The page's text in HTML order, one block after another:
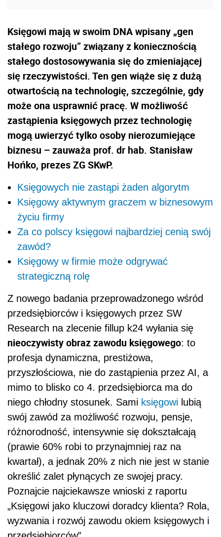
Księgowi mają w swoim DNA wpisany „gen
stałego rozwoju” związany z koniecznością
stałego dostosowywania się do zmieniającej
się rzeczywistości. Ten gen wiąże się z dużą
otwartością na technologię, szczególnie, gdy
może ona usprawnić pracę. W możliwość
zastąpienia księgowych przez technologię
mogą uwierzyć tylko osoby nierozumiejące
biznesu – zauważa prof. dr hab. Stanisław
Hońko, prezes ZG SKwP.
Księgowych nie zastąpi żaden algorytm
Księgowy aktywnym graczem w biznesowym
życiu firmy
Za co polscy księgowi najbardziej cenią swój
zawód?
Księgowy w firmie może odgrywać
strategiczną rolę
Z nowego badania przeprowadzonego wśród
przedsiębiorców i księgowych przez SW
Research na zlecenie fillup k24 wyłania się
nieoczywisty obraz zawodu księgowego: to
profesja dynamiczna, prestiżowa,
przyszłościowa, nie do zastąpienia przez AI, a
mimo to blisko co 4. przedsiębiorca ma do
niego chłodny stosunek. Sami księgowi lubią
swój zawód za możliwość rozwoju, pensje,
różnorodność, intensywnie się dokształcają
(prawie 60% robi to przynajmniej raz na
kwartał), a jednak 20% z nich nie jest w stanie
określić zalet płynących ze swojej pracy.
Poznajcie najciekawsze wnioski z raportu
„Księgowi jako kluczowi doradcy klienta? Rola,
wyzwania i rozwój zawodu okiem księgowych i